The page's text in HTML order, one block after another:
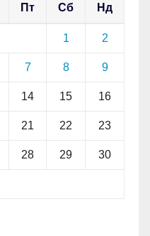
Пт Сб Нд
1 2
7 8 9
14 15 16
21 22 23
28 29 30